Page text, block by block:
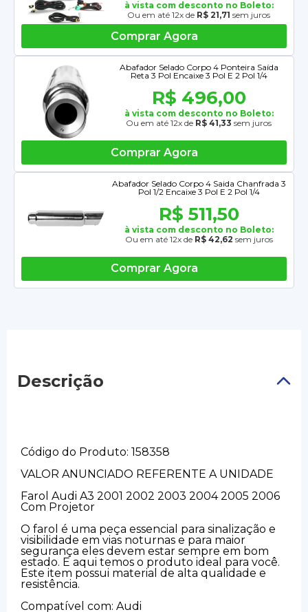
à vista com desconto no Boleto:
Ou em até 12x de R$ 21,71 sem juros
Comprar Agora
Abafador Selado Corpo 4 Ponteira Saída
Reta 3 Pol Encaixe 3 Pol E 2 Pol 1/4
R$ 496,00
à vista com desconto no Boleto:
Ou em até 12x de R$ 41,33 sem juros
Comprar Agora
Abafador Selado Corpo 4 Saida Chanfrada 3
Pol 1/2 Encaixe 3 Pol E 2 Pol 1/4
R$ 511,50
à vista com desconto no Boleto:
Ou em até 12x de R$ 42,62 sem juros
Comprar Agora
Descrição
Código do Produto: 158358
VALOR ANUNCIADO REFERENTE A UNIDADE
Farol Audi A3 2001 2002 2003 2004 2005 2006
Com Projetor
O farol é uma peça essencial para sinalização e
visibilidade em vias noturnas e para maior
segurança eles devem estar sempre em bom
estado. E aqui temos o produto ideal para você.
Este item possui material de alta qualidade e
resistência.
Compatível com: Audi